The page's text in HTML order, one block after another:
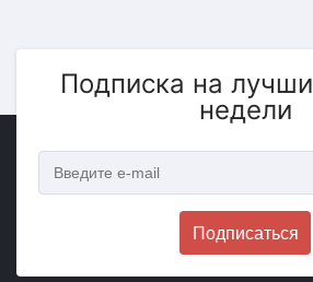
Подписка на
недели
Подписаться